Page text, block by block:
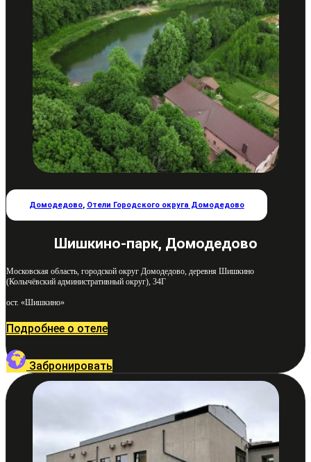
Домодедово, Отели Городского округа Домодедово
Шишкино-парк, Домодедово
Московская область, городской округ Домодедово, деревня Шишкино
(Колычёвский административный округ), 34Г
ост. «Шишкино»
Подробнее о отеле
Забронировать